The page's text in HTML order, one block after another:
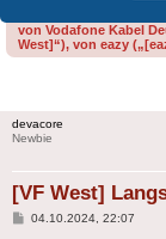
Bitte gib bei der
von Vodafone Kabel
West]“), von eazy
devacore
Newbie
[VF West]
Beitrag
04.10.2024, 22:07